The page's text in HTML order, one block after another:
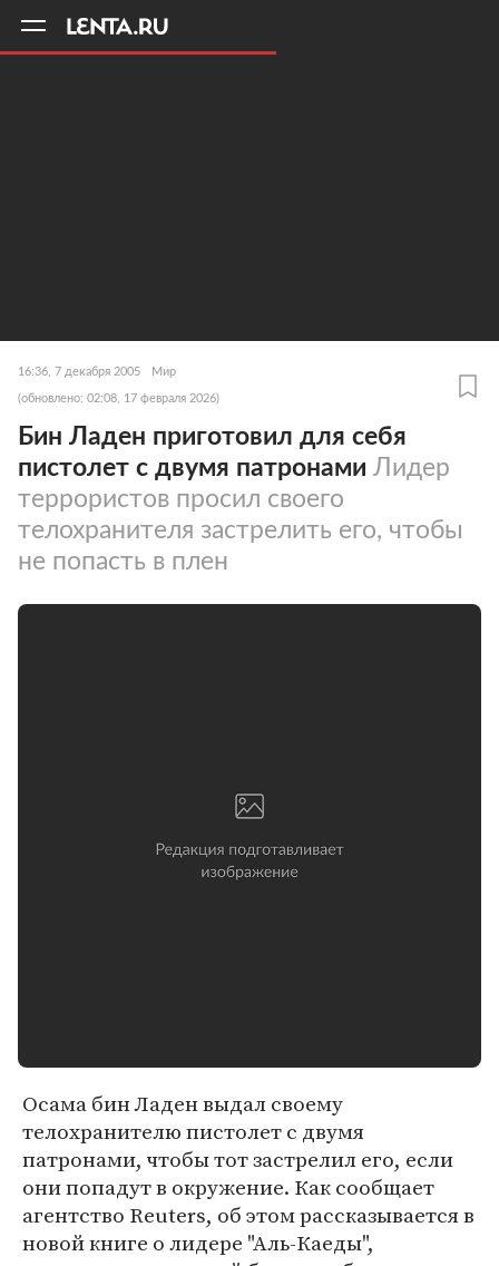
16:36, 7 декабря 2005 Мир
(обновлено: 02:08, 17 февраля 2026)
Бин Ладен приготовил для себя
пистолет с двумя патронами Лидер
террористов просил своего
телохранителя застрелить его, чтобы
не попасть в плен
Осама бин Ладен выдал своему
телохранителю пистолет с двумя
патронами, чтобы тот застрелил его, если
они попадут в окружение. Как сообщает
агентство Reuters, об этом рассказывается в
новой книге о лидере "Аль-Каеды",